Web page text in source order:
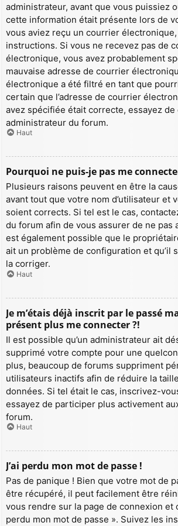
administrateur, avant que vous puissiez
cette information était présente lors de
vous aviez reçu un courrier
instructions. Si vous ne recevez pas de
électronique, vous avez probablement
mauvaise adresse de courrier
électronique a été filtré en tant que
certain que l’adresse de courrier
avez spécifiée était correcte, essayez de
administrateur du forum.
Haut
Pourquoi ne puis-je pas me
Plusieurs raisons peuvent en être la
avant tout que votre nom d’utilisateur et
soient corrects. Si tel est le cas,
du forum afin de vous assurer de ne pas
est également possible que le
ait un problème de configuration et qu’il
la corriger.
Haut
Je m’étais déjà inscrit par le passé
présent plus me connecter ?!
Il est possible qu’un administrateur ait
supprimé votre compte pour une
plus, beaucoup de forums suppriment
utilisateurs inactifs afin de réduire la
données. Si tel était le cas, inscrivez-
essayez de participer plus activement
forum.
Haut
J’ai perdu mon mot de passe !
Pas de panique ! Bien que votre mot de
être récupéré, il peut facilement être
vous rendre sur la page de connexion et
perdu mon mot de passe ». Suivez les